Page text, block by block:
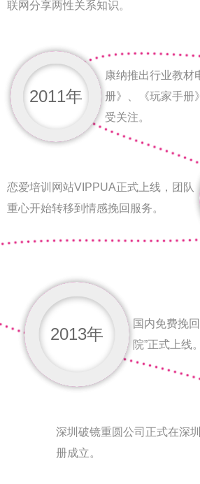
联网分享两性关系知识。
2011年
康纳推出行业教材
册》、《玩家手册
受关注。
恋爱培训网站VIPPUA正式上线，团队
重心开始转移到情感挽回服务。
2013年
国内免费挽
院”正式上线。
深圳破镜重圆公司正式在深
册成立。